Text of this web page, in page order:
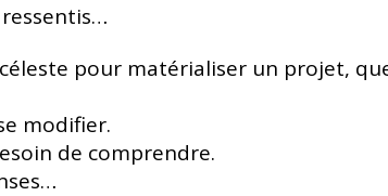
ressentis…
pour matérialiser un projet,
modifier.
de comprendre.